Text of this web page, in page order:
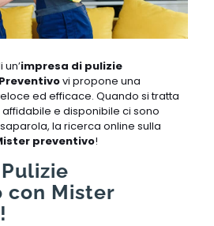
impresa di pulizie
vi propone una
ed efficace. Quando si tratta
e disponibile ci sono
la ricerca online sulla
preventivo!
con Mister